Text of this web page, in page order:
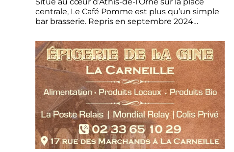
centrale, Le Café Pomme est plus qu’un simple
bar brasserie. Repris en septembre 2024…